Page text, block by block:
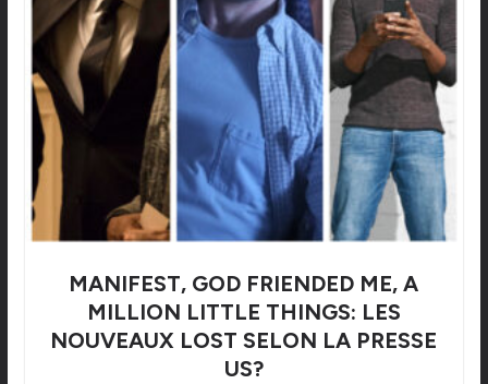
MANIFEST, GOD FRIENDED ME, A
MILLION LITTLE THINGS: LES
NOUVEAUX LOST SELON LA PRESSE
US?